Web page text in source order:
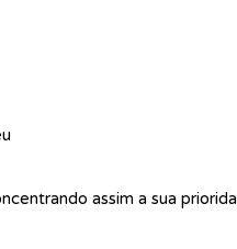
assim a sua